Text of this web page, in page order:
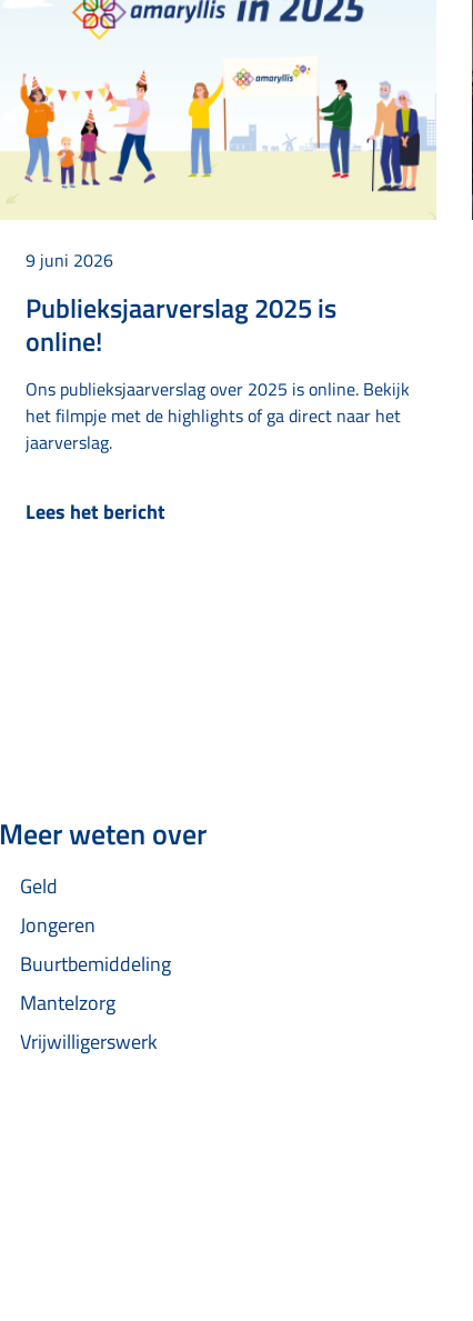
9 juni 2026
Publieksjaarverslag 2025 is
online!
Ons publieksjaarverslag over 2025 is online. Bekijk
het filmpje met de highlights of ga direct naar het
jaarverslag.
Lees het bericht
Meer weten over
Geld
Jongeren
Buurtbemiddeling
Mantelzorg
Vrijwilligerswerk